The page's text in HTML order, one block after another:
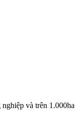
và trên 1.000ha